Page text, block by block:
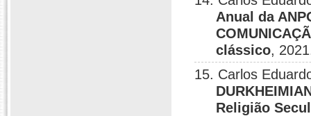
Anual da
clássico,
15. Carlos
Religião